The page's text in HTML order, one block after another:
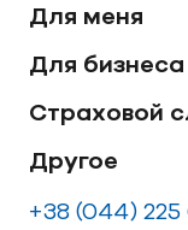
Для меня
Для бизнеса
Страховой
Другое
+38 (044)